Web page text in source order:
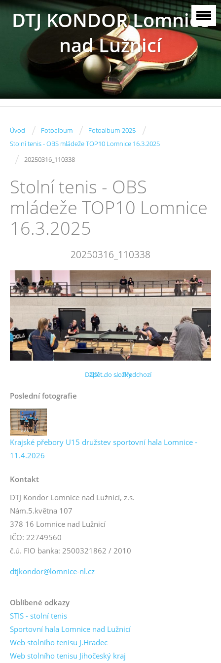
DTJ KONDOR Lomnice
nad Lužnicí
Úvod / Fotoalbum / Fotoalbum-2025 /
Stolní tenis - OBS mládeže TOP10 Lomnice 16.3.2025
/ 20250316_110338
Stolní tenis - OBS
mládeže TOP10 Lomnice
16.3.2025
20250316_110338
← Předchozí
Další →
Zpět do složky
Poslední fotografie
Krajské přebory U15 družstev sportovní hala Lomnice -
11.4.2026
Kontakt
DTJ Kondor Lomnice nad Lužnicí, z.s.
Nám.5.května 107
378 16 Lomnice nad Lužnicí
IČO: 22749560
č.ú. FIO banka: 2500321862 / 2010
dtjkondor@lomnice-nl.cz
Oblíbené odkazy
STIS - stolní tenis
Sportovní hala Lomnice nad Lužnicí
Web stolního tenisu J.Hradec
Web stolního tenisu Jihočeský kraj